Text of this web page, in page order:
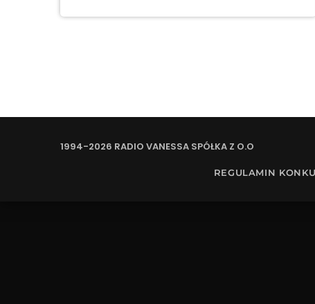
1994-2026 RADIO VANESSA SPÓŁKA Z O.O
REGULAMIN